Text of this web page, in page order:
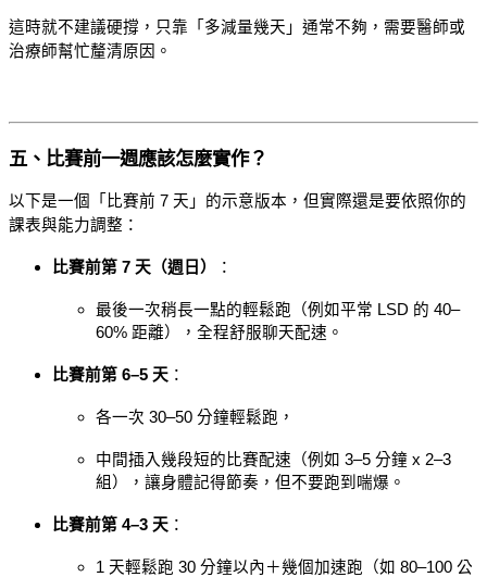
這時就不建議硬撐，只靠「多減量幾天」通常不夠，需要醫師或
治療師幫忙釐清原因。
五、比賽前一週應該怎麼實作？
以下是一個「比賽前 7 天」的示意版本，但實際還是要依照你的
課表與能力調整：
比賽前第 7 天（週日） ：
最後一次稍長一點的輕鬆跑（例如平常 LSD 的 40–
60% 距離），全程舒服聊天配速。
比賽前第 6–5 天 ：
各一次 30–50 分鐘輕鬆跑，
中間插入幾段短的比賽配速（例如 3–5 分鐘 x 2–3
組），讓身體記得節奏，但不要跑到喘爆。
比賽前第 4–3 天 ：
1 天輕鬆跑 30 分鐘以內＋幾個加速跑（如 80–100 公